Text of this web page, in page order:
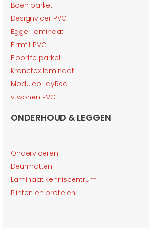
Boen parket
Designvloer PVC
Egger laminaat
Firmfit PVC
Floorlife parket
Kronotex laminaat
Moduleo LayRed
vtwonen PVC
ONDERHOUD & LEGGEN
Ondervloeren
Deurmatten
Laminaat kenniscentrum
Plinten en profielen